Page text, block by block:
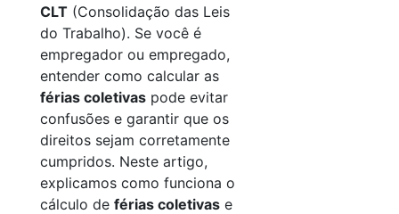
CLT (Consolidação das Leis
do Trabalho). Se você é
empregador ou empregado,
entender como calcular as
férias coletivas pode evitar
confusões e garantir que os
direitos sejam corretamente
cumpridos. Neste artigo,
explicamos como funciona o
cálculo de férias coletivas e